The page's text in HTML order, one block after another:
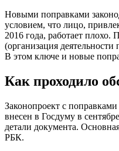
Новыми поправками
условием, что лицо,
2016 года, работает
(организация
В этом ключе и новые
Как проходило
Законопроект с
внесен в Госдуму в
детали документа.
РБК.